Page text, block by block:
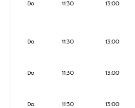
Do 11:30 13:00
Do 11:30 13:00
Do 11:30 13:00
Do 11:30 13:00